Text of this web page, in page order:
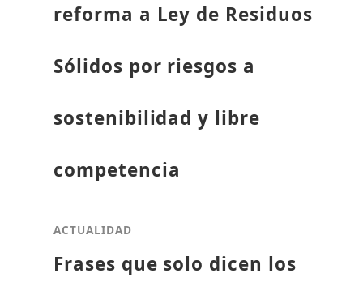
reforma a Ley de Residuos
Sólidos por riesgos a
sostenibilidad y libre
competencia
ACTUALIDAD
Frases que solo dicen los